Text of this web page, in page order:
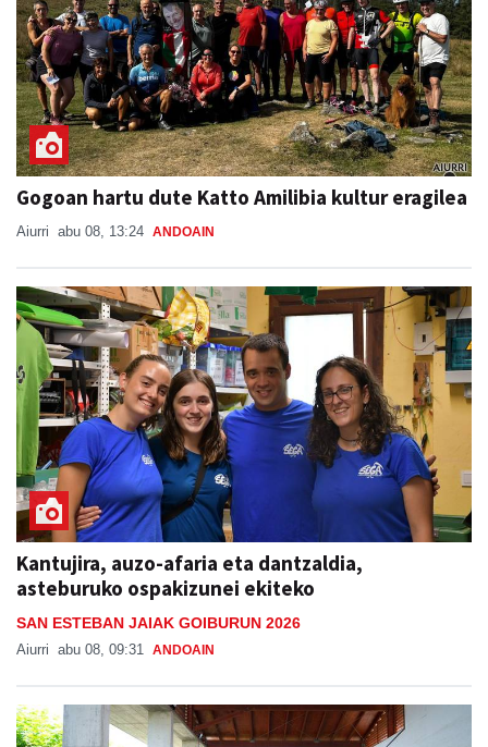
Gogoan hartu dute Katto Amilibia kultur eragilea
Aiurri abu 08, 13:24 ANDOAIN
Kantujira, auzo-afaria eta dantzaldia,
asteburuko ospakizunei ekiteko
SAN ESTEBAN JAIAK GOIBURUN 2026
Aiurri abu 08, 09:31 ANDOAIN